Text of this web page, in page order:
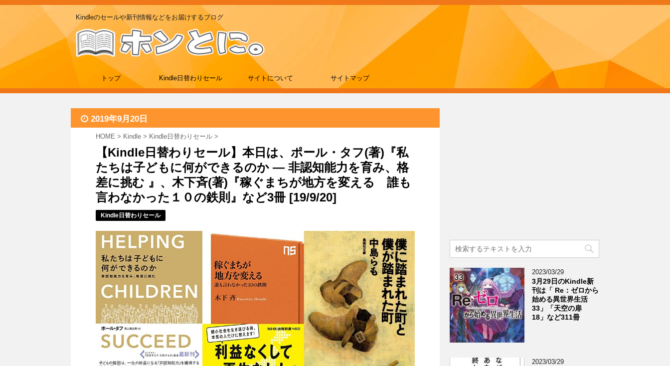
Kindleのセールや新刊情報などをお届けするブログ
トップ Kindle日替わりセール サイトについて サイトマップ
2019年9月20日
HOME > Kindle > Kindle日替わりセール >
【Kindle日替わりセール】本日は、ポール・タフ(著)『私
たちは子どもに何ができるのか ― 非認知能力を育み、格
差に挑む 』、木下斉(著)『稼ぐまちが地方を変える 誰も
言わなかった１０の鉄則』など3冊 [19/9/20]
Kindle日替わりセール
2023/03/29
3月29日のKindle新
刊は「 Re：ゼロから
始める異世界生活
33」「天空の扉
18」など311冊
2023/03/29